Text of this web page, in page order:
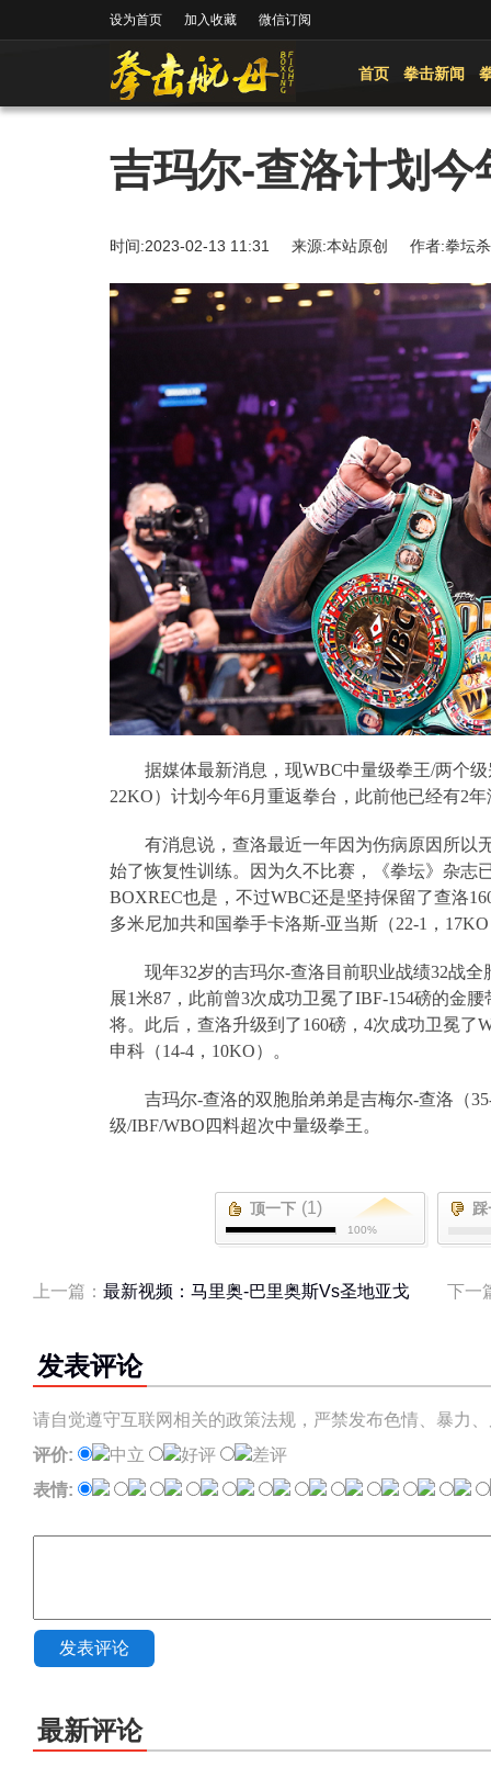
设为首页 加入收藏 微信订阅
首页 拳击新闻
吉玛尔-查洛计划今
时间:2023-02-13 11:31 来源:本站原创 作者:拳
据媒体最新消息，现WBC中量级拳王/两个
22KO）计划今年6月重返拳台，此前他已经有2年
有消息说，查洛最近一年因为伤病原因所以
始了恢复性训练。因为久不比赛，《拳坛》杂志
BOXREC也是，不过WBC还是坚持保留了查洛
多米尼加共和国拳手卡洛斯-亚当斯（22-1 ， 17KO
现年32岁的吉玛尔-查洛目前职业战绩32战全
展1米87 ，此前曾3次成功卫冕了IBF-154磅的金腰
将。此后，查洛升级到了160磅， 4次成功卫冕了
申科（14-4 ， 10KO）。
吉玛尔-查洛的双胞胎弟弟是吉梅尔-查洛（
级/IBF/WBO 四料超次中量级拳王。
顶一下 (1)
100%
下一
上一篇： 最新视频：马里奥-巴里奥斯Vs圣地亚戈
发表评论
请自觉遵守互联网相关的政策法规，严禁发布色情、暴力
评价:
中立 好评
差评
表情:
发表评论
最新评论